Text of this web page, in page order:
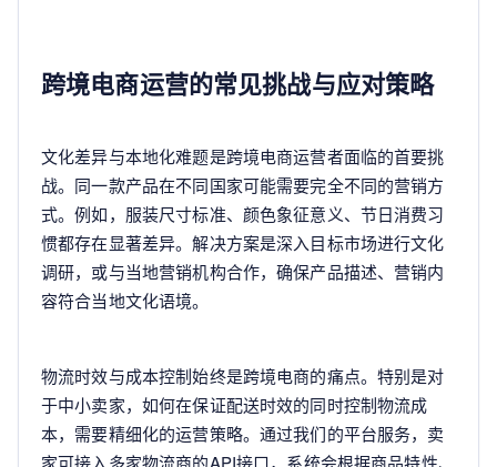
跨境电商运营的常见挑战与应对策略
文化差异与本地化难题是跨境电商运营者面临的首要挑
战。同一款产品在不同国家可能需要完全不同的营销方
式。例如，服装尺寸标准、颜色象征意义、节日消费习
惯都存在显著差异。解决方案是深入目标市场进行文化
调研，或与当地营销机构合作，确保产品描述、营销内
容符合当地文化语境。
物流时效与成本控制始终是跨境电商的痛点。特别是对
于中小卖家，如何在保证配送时效的同时控制物流成
本，需要精细化的运营策略。通过我们的平台服务，卖
家可接入多家物流商的API接口，系统会根据商品特性、